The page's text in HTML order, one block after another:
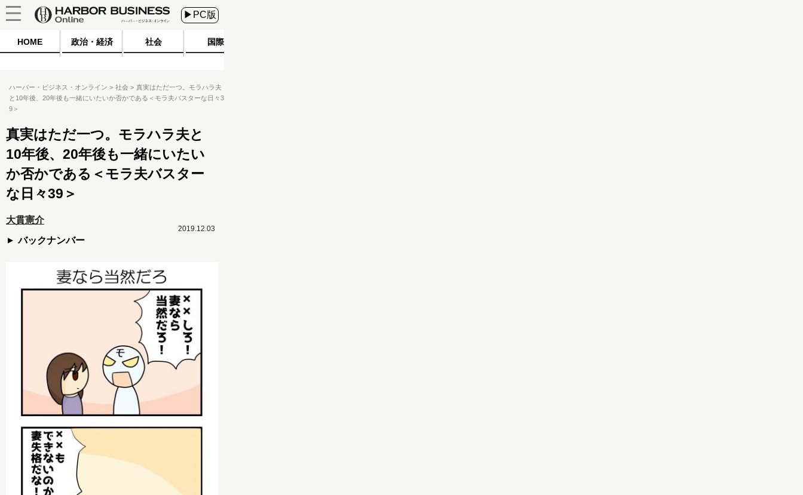
▶PC版
HOME 政治・経済 社会 国際
ハーバー・ビジネス・オンライン 社会
真実はただ一つ。モラハラ夫
と10年後、20年後も一緒にいたいか否かである＜モラ夫バスターな日々3
9＞
真実はただ一つ。モラハラ夫と
10年後、20年後も一緒にいたい
か否かである＜モラ夫バスター
な日々39＞
大貫憲介
バックナンバー
2019.12.03